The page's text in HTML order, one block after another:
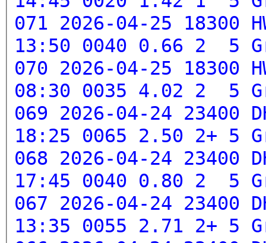
071 2026-04-25 18300
13:50 0040 0.66 2 5
070 2026-04-25 18300
08:30 0035 4.02 2 5
069 2026-04-24 23400
18:25 0065 2.50 2+ 5
068 2026-04-24 23400
17:45 0040 0.80 2 5
067 2026-04-24 23400
13:35 0055 2.71 2+ 5